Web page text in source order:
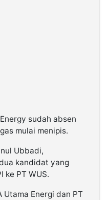
sudah absen
mulai menipis.
Ubbadi,
kandidat yang
ke PT WUS.
Utama Energi dan PT